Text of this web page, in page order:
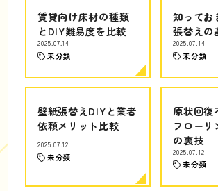
賃貸向け床材の種類
とDIY難易度を比較
2025.07.14
未分類
知ってお
張替えの
2025.07.14
未分類
壁紙張替えDIYと業者
依頼メリット比較
2025.07.12
未分類
原状回復
フローリ
の裏技
2025.07.12
未分類